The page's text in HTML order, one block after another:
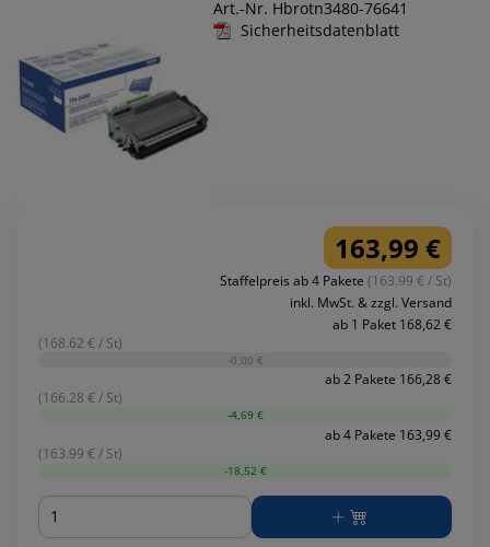
Art.-Nr. Hbrotn3480-76641
Sicherheitsdatenblatt
163,99 €
Staffelpreis ab 4 Pakete (163.99 € / St)
inkl. MwSt. & zzgl. Versand
ab 1 Paket 168,62 €
(168.62 € / St)
-0,00 €
ab 2 Pakete 166,28 €
(166.28 € / St)
-4,69 €
ab 4 Pakete 163,99 €
(163.99 € / St)
-18,52 €
Menge